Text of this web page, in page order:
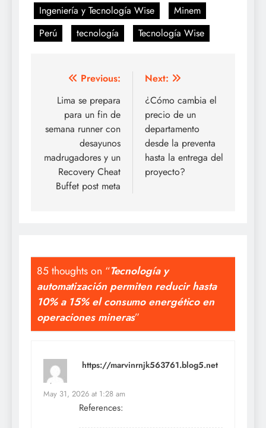
Ingeniería y Tecnología Wise
Minem
Perú
tecnología Tecnología Wise
Post
navigation
Previous:
Lima se prepara
para un fin de
semana runner con
desayunos
madrugadores y un
Recovery Cheat
Buffet post meta
Next:
¿Cómo cambia el
precio de un
departamento
desde la preventa
hasta la entrega del
proyecto?
85 thoughts on “Tecnología y
automatización permiten reducir hasta
10% a 15% el consumo energético en
operaciones mineras”
https://marvinrnjk563761.blog5.net
says:
May 31, 2026 at 1:28 am
References: